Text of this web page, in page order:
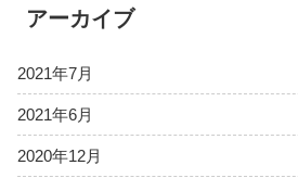
アーカイブ
2021年7月
2021年6月
2020年12月